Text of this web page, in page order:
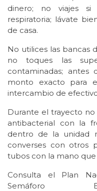
dinero; no viajes si
respiratoria; lávate
de casa.
No utilices las bancas
no toques las
contaminadas;
monto exacto para
intercambio de
Durante el trayecto no
antibacterial con la
dentro de la unidad
converses con otros
tubos con la mano que
Consulta el Plan
Semáforo